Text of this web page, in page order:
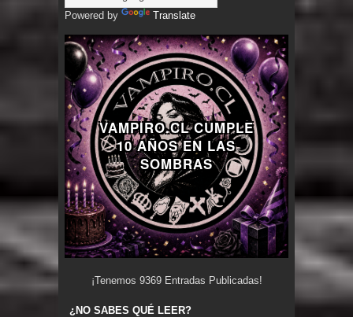
Powered by Translate
VAMPIRO.CL CUMPLE
10 AÑOS EN LAS
SOMBRAS
¡Tenemos 9369Entradas Publicadas!
¿NO SABES QUÉ LEER?